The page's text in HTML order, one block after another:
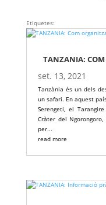
Etiquetes:
TANZANIA: COM
set. 13, 2021
Tanzània és un dels
un safari. En aquest
Serengeti, el
Cràter del
per...
read more